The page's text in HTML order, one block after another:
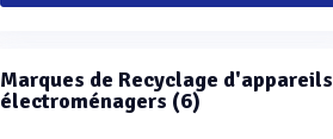
Marques de Recyclage d'appareils
électroménagers (6)